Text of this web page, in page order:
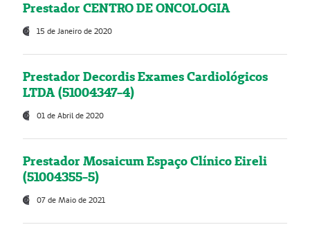
Prestador CENTRO DE ONCOLOGIA
15 de Janeiro de 2020
Prestador Decordis Exames Cardiológicos
LTDA (51004347-4)
01 de Abril de 2020
Prestador Mosaicum Espaço Clínico Eireli
(51004355-5)
07 de Maio de 2021